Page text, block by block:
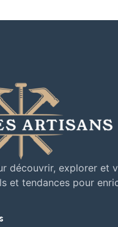
découvrir, explorer et
et tendances pour